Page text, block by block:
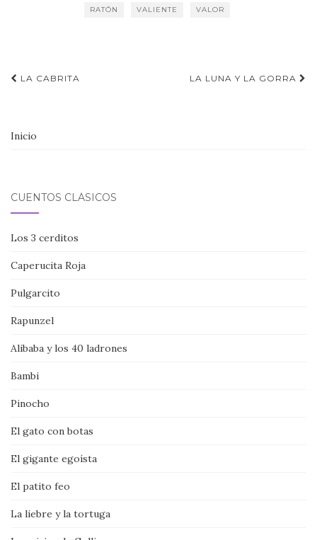
RATÓN VALIENTE VALOR
Navegación
LA CABRITA LA LUNA Y LA GORRA
Inicio
CUENTOS CLÁSICOS
Los 3 cerditos
Caperucita Roja
Pulgarcito
Rapunzel
Alibaba y los 40 ladrones
Bambi
Pinocho
El gato con botas
El gigante egoísta
El patito feo
La liebre y la tortuga